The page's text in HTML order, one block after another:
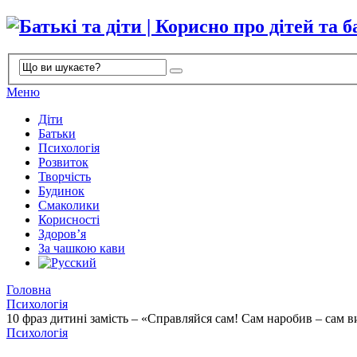
Меню
Діти
Батьки
Психологія
Розвиток
Творчість
Будинок
Смаколики
Корисності
Здоров’я
За чашкою кави
Головна
Психологія
10 фраз дитині замість – «Справляйся сам! Сам наробив – сам
Психологія